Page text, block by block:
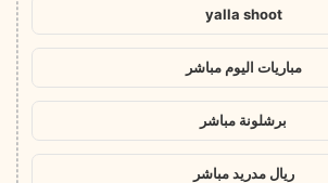
yalla shoot
مباريات اليوم مباشر
برشلونة مباشر
ريال مدريد مباشر